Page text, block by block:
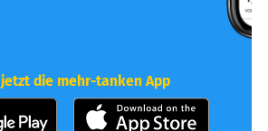
die mehr-tanken App